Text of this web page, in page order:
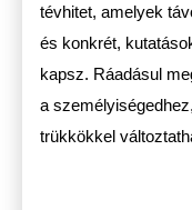
tévhitet, amelyek
és konkrét,
kapsz. Ráadásul
a
trükkökkel